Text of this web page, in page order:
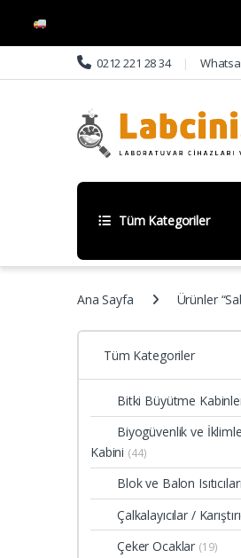
Skip to navigation
Skip to content 0212 221 28 34
Tüm Kategoriler
Ana Sayfa Ürünler
Tüm Kategoriler
Bitki Büyütme
Biyogüvenlik ve
Kabini (44)
Blok ve Balon Isıtıcıları
Çalkalayıcılar /
Çeker Ocaklar (19)